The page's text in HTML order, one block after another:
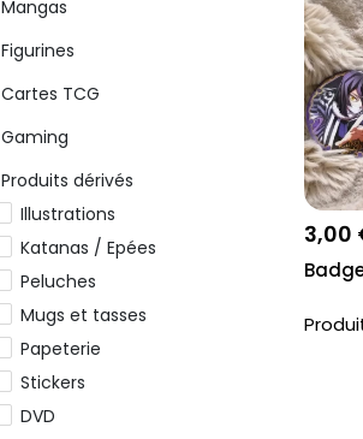
Mangas
Figurines
Cartes TCG
Gaming
Produits dérivés
Illustrations
Katanas / Epées
Peluches
Mugs et tasses
Papeterie
Stickers
DVD
3,00